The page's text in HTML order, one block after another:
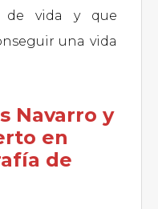
de vida y que
una vida
Navarro y
en
de